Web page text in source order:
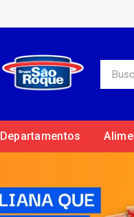
Departamentos